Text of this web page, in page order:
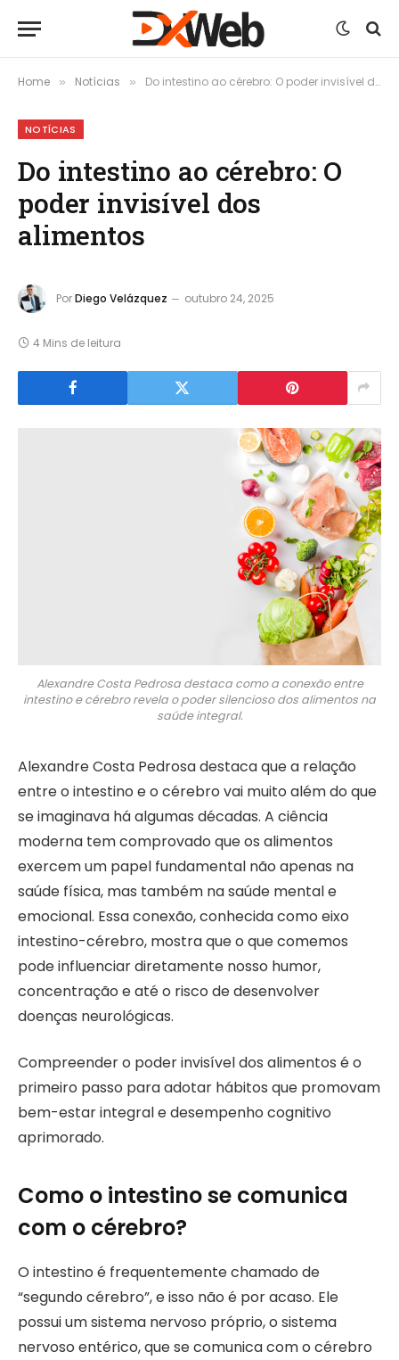
Home » Notícias » Do intestino ao cérebro: O poder invisível dos alimentos
NOTÍCIAS
Do intestino ao cérebro: O
poder invisível dos
alimentos
PorDiego Velázquez outubro 24, 2025
4 Mins de leitura
Alexandre Costa Pedrosa destaca como a conexão entre
intestino e cérebro revela o poder silencioso dos alimentos na
saúde integral.
Alexandre Costa Pedrosa destaca que a relação
entre o intestino e o cérebro vai muito além do que
se imaginava há algumas décadas. A ciência
moderna tem comprovado que os alimentos
exercem um papel fundamental não apenas na
saúde física, mas também na saúde mental e
emocional. Essa conexão, conhecida como eixo
intestino-cérebro, mostra que o que comemos
pode influenciar diretamente nosso humor,
concentração e até o risco de desenvolver
doenças neurológicas.
Compreender o poder invisível dos alimentos é o
primeiro passo para adotar hábitos que promovam
bem-estar integral e desempenho cognitivo
aprimorado.
Como o intestino se comunica
com o cérebro?
O intestino é frequentemente chamado de
“segundo cérebro”, e isso não é por acaso. Ele
possui um sistema nervoso próprio, o sistema
nervoso entérico, que se comunica com o cérebro